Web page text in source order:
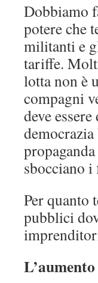
Dobbiamo
potere che
militanti e
tariffe.
lotta non è
compagni
deve
sbocciano
Per quanto
pubblici